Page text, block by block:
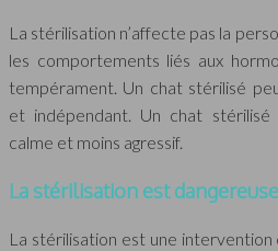
La stérilisation n’affecte pas la
les comportements liés aux
tempérament. Un chat stérilisé
et indépendant. Un chat
calme et moins agressif.
La stérilisation est
La stérilisation est une